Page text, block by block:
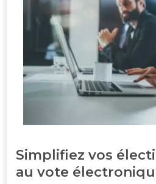
Simplifiez vos
au vote